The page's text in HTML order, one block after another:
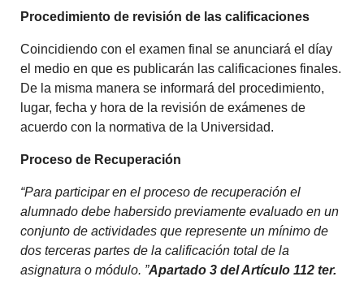
Procedimiento de revisión de las calificaciones
Coincidiendo con el examen final se anunciará el díay
el medio en que es publicarán las calificaciones finales.
De la misma manera se informará del procedimiento,
lugar, fecha y hora de la revisión de exámenes de
acuerdo con la normativa de la Universidad.
Proceso de Recuperación
“Para participar en el proceso de recuperación el
alumnado debe habersido previamente evaluado en un
conjunto de actividades que represente un mínimo de
dos terceras partes de la calificación total de la
asignatura o módulo. ”Apartado 3 del Artículo 112 ter.